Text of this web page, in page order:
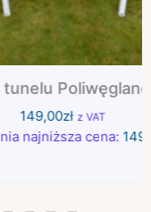
149,00zł.